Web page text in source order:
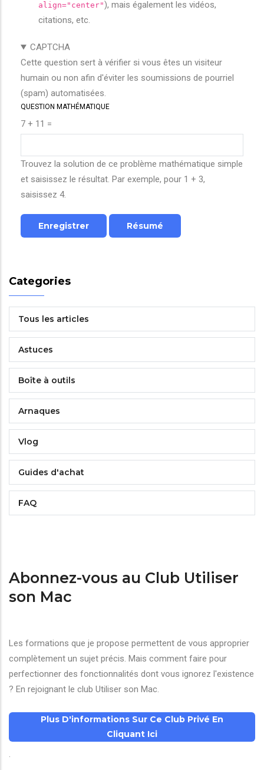
align="center"), mais également les vidéos,
citations, etc.
CAPTCHA
Cette question sert à vérifier si vous êtes un visiteur
humain ou non afin d'éviter les soumissions de pourriel
(spam) automatisées.
QUESTION MATHÉMATIQUE
7 + 11 =
Trouvez la solution de ce problème mathématique simple
et saisissez le résultat. Par exemple, pour 1 + 3,
saisissez 4.
Categories
Tous les articles
Astuces
Boîte à outils
Arnaques
Vlog
Guides d'achat
FAQ
Abonnez-vous au Club Utiliser
son Mac
Les formations que je propose permettent de vous approprier
complètement un sujet précis. Mais comment faire pour
perfectionner des fonctionnalités dont vous ignorez l'existence
? En rejoignant le club Utiliser son Mac.
Plus D'informations Sur Ce Club Privé En
Cliquant Ici
.